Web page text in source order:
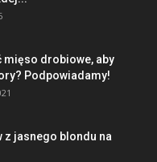
mięso drobiowe, aby
Podpowiadamy!
z jasnego blondu na